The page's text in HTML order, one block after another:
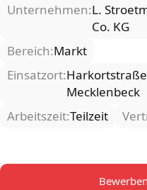
Unternehmen:L.
Co. KG
Bereich:Markt
Einsatzort:
Mecklenbeck
Arbeitszeit:Teilzeit
Bewerben